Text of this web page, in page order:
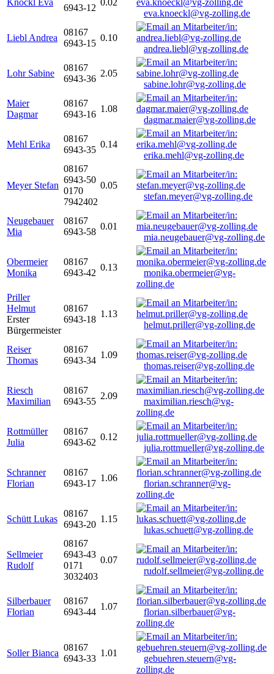
Knöckl Eva
6943-12
0.02
eva.knoeckl@vg-zolling.de
Liebl Andrea
08167
6943-15
0.10
andrea.liebl@vg-zolling.de
Lohr Sabine
08167
6943-36
2.05
sabine.lohr@vg-zolling.de
Maier
Dagmar
08167
6943-16
1.08
dagmar.maier@vg-zolling.de
Mehl Erika
08167
6943-35
0.14
erika.mehl@vg-zolling.de
Meyer Stefan
08167
6943-50
0170
7942402
0.05
stefan.meyer@vg-zolling.de
Neugebauer
Mia
08167
6943-58
0.01
mia.neugebauer@vg-zolling.de
Obermeier
Monika
08167
6943-42
0.13
monika.obermeier@vg-
zolling.de
Priller
Helmut
Erster
Bürgermeister
08167
6943-18
1.13
helmut.priller@vg-zolling.de
Reiser
Thomas
08167
6943-34
1.09
thomas.reiser@vg-zolling.de
Riesch
Maximilian
08167
6943-55
2.09
maximilian.riesch@vg-
zolling.de
Rottmüller
Julia
08167
6943-62
0.12
julia.rottmueller@vg-zolling.de
Schranner
Florian
08167
6943-17
1.06
florian.schranner@vg-
zolling.de
Schütt Lukas
08167
6943-20
1.15
lukas.schuett@vg-zolling.de
Sellmeier
Rudolf
08167
6943-43
0171
3032403
0.07
rudolf.sellmeier@vg-zolling.de
Silberbauer
Florian
08167
6943-44
1.07
florian.silberbauer@vg-
zolling.de
Soller Bianca
08167
6943-33
1.01
gebuehren.steuern@vg-
zolling.de